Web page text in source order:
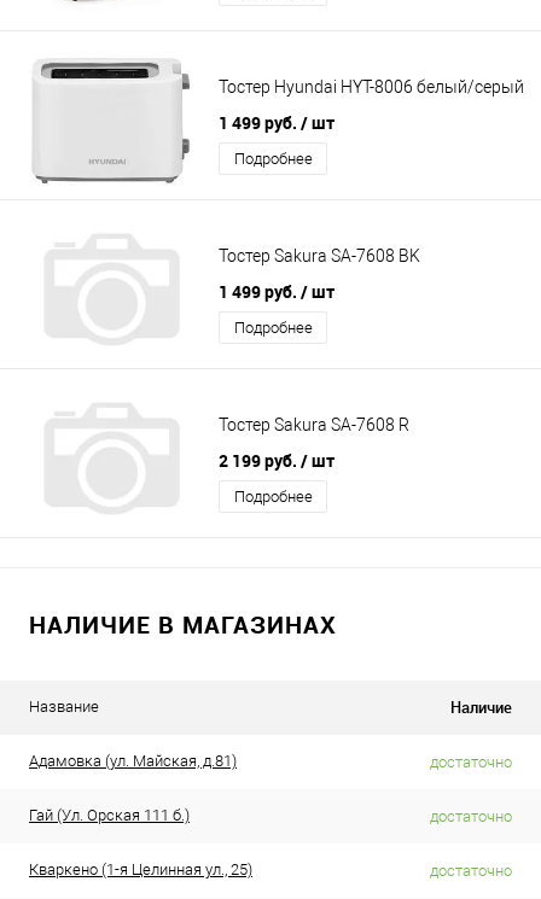
Тостер Hyundai HYT-8006 белый/серый
1 499 руб. / шт
Подробнее
Тостер Sakura SA-7608 BK
1 499 руб. / шт
Подробнее
Тостер Sakura SA-7608 R
2 199 руб. / шт
Подробнее
НАЛИЧИЕ В МАГАЗИНАХ
Название Наличие
Адамовка (ул. Майская, д.81) достаточно
Гай (Ул. Орская 111 б.) достаточно
Кваркено (1-я Целинная ул., 25) достаточно